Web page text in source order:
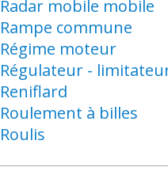
Radar mobile mobile
Rampe commune
Régime moteur
Régulateur -
Reniflard
Roulement à billes
Roulis